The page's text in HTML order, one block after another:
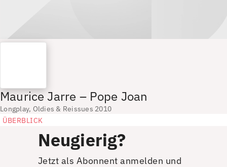
Maurice Jarre – Pope Joan
Longplay, Oldies & Reissues 2010
ÜBERBLICK
Neugierig?
Jetzt als Abonnent anmelden und